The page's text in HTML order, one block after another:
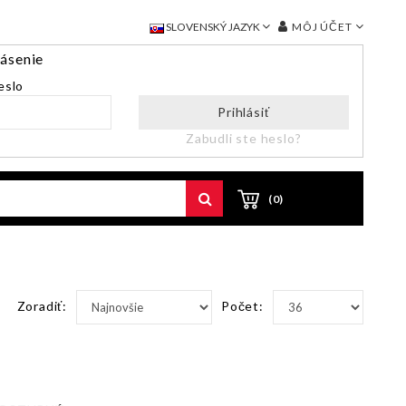
MÔJ ÚČET
SLOVENSKÝ JAZYK
Prihlásiť
Zabudli ste heslo?
(0)
Zoradiť: Počet: